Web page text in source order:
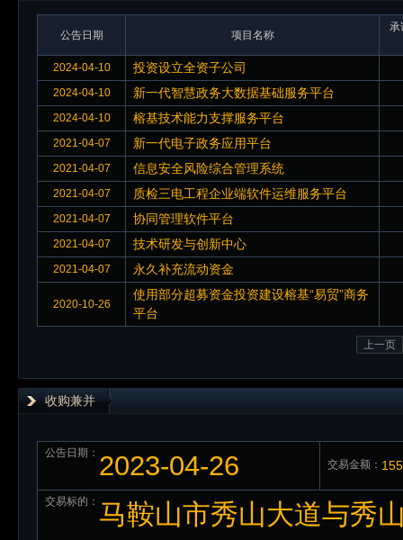
公告日期 项目名称
承
2024-04-10 投资设立全资子公司
2024-04-10 新一代智慧政务大数据基础服务平台
2024-04-10 榕基技术能力支撑服务平台
2021-04-07 新一代电子政务应用平台
2021-04-07 信息安全风险综合管理系统
2021-04-07 质检三电工程企业端软件运维服务平台
2021-04-07 协同管理软件平台
2021-04-07 技术研发与创新中心
2021-04-07 永久补充流动资金
2020-10-26
使用部分超募资金投资建设榕基“易贸”商务
平台
上一页
收购兼并
公告日期： 2023-04-26 交易金额：
交易标的： 马鞍山市秀山大道与秀